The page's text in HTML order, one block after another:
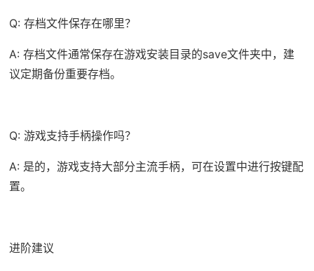
Q: 存档文件保存在哪里？
A: 存档文件通常保存在游戏安装目录的save文件夹中，建
议定期备份重要存档。
Q: 游戏支持手柄操作吗？
A: 是的，游戏支持大部分主流手柄，可在设置中进行按键配
置。
进阶建议